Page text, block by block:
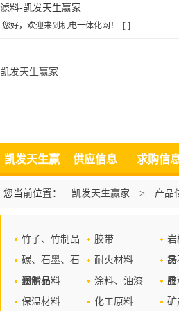
滤料-凯发天生赢家
您好，欢迎来到机电一体化网！ [ ]
凯发天生赢家
凯发天生赢
家
供应信息 求购信
您当前位置： 凯发天生赢家 > 产品
竹子、竹制品 胶带
岩
品
碳、石墨、石
墨制品
耐火材料
铸
品
润滑材料 涂料、油漆 胶
保温材料 化工原料 矿